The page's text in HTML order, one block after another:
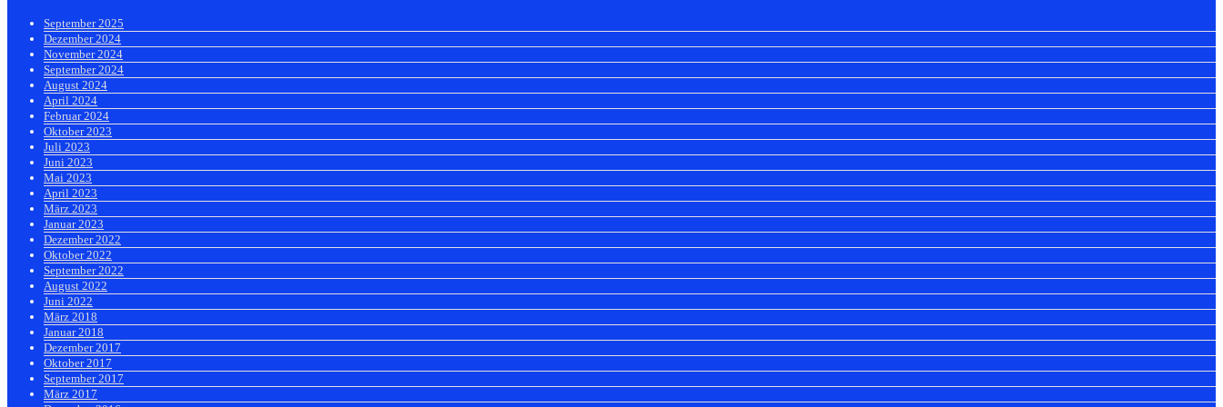
September 2025
Dezember 2024
November 2024
September 2024
August 2024
April 2024
Februar 2024
Oktober 2023
Juli 2023
Juni 2023
Mai 2023
April 2023
März 2023
Januar 2023
Dezember 2022
Oktober 2022
September 2022
August 2022
Juni 2022
März 2018
Januar 2018
Dezember 2017
Oktober 2017
September 2017
März 2017